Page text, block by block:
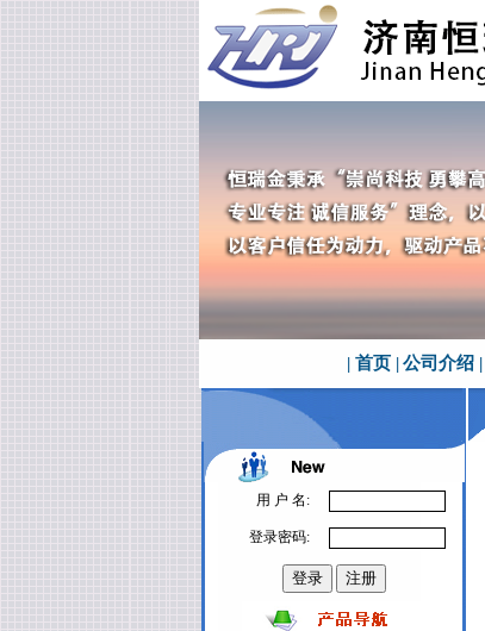
| 首页 |公司介绍 |
用 户 名:
登录密码: